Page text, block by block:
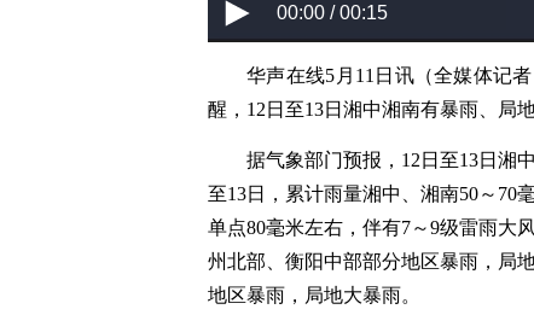
00:00 / 00:15
华声在线5月11日讯（全媒体记
醒，12日至13日湘中湘南有暴雨、局
据气象部门预报，12日至13日湘
至13日，累计雨量湘中、湘南50～70
单点80毫米左右，伴有7～9级雷雨大
州北部、衡阳中部部分地区暴雨，局
地区暴雨，局地大暴雨。